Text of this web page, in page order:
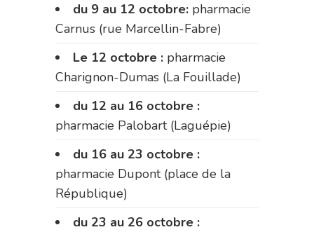
du 9 au 12 octobre: pharmacie
Carnus (rue Marcellin-Fabre)
Le 12 octobre : pharmacie
Charignon-Dumas (La Fouillade)
du 12 au 16 octobre :
pharmacie Palobart (Laguépie)
du 16 au 23 octobre :
pharmacie Dupont (place de la
République)
du 23 au 26 octobre :